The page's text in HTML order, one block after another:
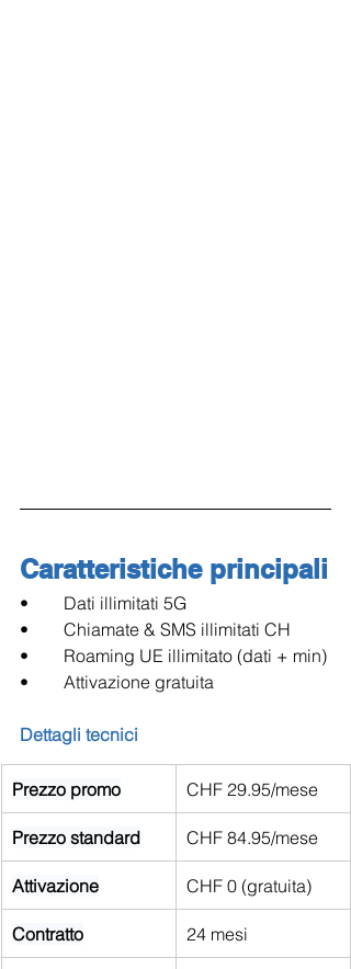
Caratteristiche principali
•        Dati illimitati 5G
•        Chiamate & SMS illimitati CH
•        Roaming UE illimitato (dati + min)
•        Attivazione gratuita
Dettagli tecnici
Prezzo promo CHF 29.95/mese
Prezzo standard CHF 84.95/mese
Attivazione CHF 0 (gratuita)
Contratto 24 mesi